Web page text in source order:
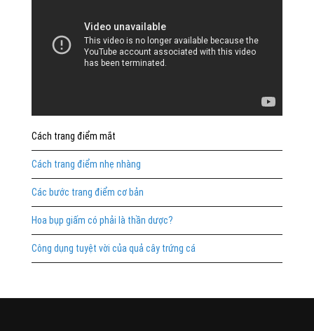
Cách trang điểm mắt
Cách trang điểm nhẹ nhàng
Các bước trang điểm cơ bản
Hoa bụp giấm có phải là thần dược?
Công dụng tuyệt vời của quả cây trứng cá